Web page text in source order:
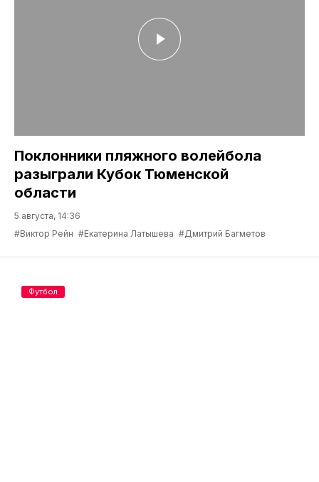
Поклонники пляжного волейбола
разыграли Кубок Тюменской
области
5 августа, 14:36
#Виктор Рейн #Екатерина Латышева #Дмитрий Багметов
Футбол